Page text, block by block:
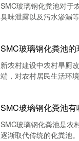
SMC玻璃钢化粪池对于
臭味泄露以及污水渗漏
SMC玻璃钢化粪池
新农村建设中农村旱厕
端，对农村居民生活环
SMC玻璃钢化粪池有
SMC玻璃钢化粪池是农
逐渐取代传统的化粪池